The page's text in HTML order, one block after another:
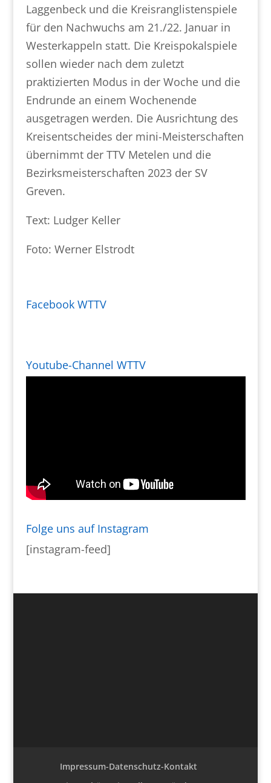
Laggenbeck und die Kreisranglistenspiele
für den Nachwuchs am 21./22. Januar in
Westerkappeln statt. Die Kreispokalspiele
sollen wieder nach dem zuletzt
praktizierten Modus in der Woche und die
Endrunde an einem Wochenende
ausgetragen werden. Die Ausrichtung des
Kreisentscheides der mini-Meisterschaften
übernimmt der TTV Metelen und die
Bezirksmeisterschaften 2023 der SV
Greven.
Text: Ludger Keller
Foto: Werner Elstrodt
Facebook WTTV
Youtube-Channel WTTV
Folge uns auf Instagram
[instagram-feed]
Impressum-Datenschutz-Kontakt